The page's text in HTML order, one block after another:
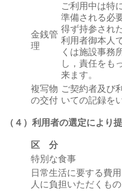
金銭管
理
ご利用中は特
準備される必
得ず持参され
利用者御本人
くは施設事務
し，責任をも
来ます。
複写物
の交付
ご契約者及び
いての記録を
（４）利用者の選定により
区 分
特別な食事
日常生活に要する費
人に負担いただくもの